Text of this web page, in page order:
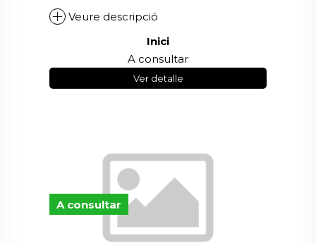
Veure descripció
Inici
A consultar
Ver detalle
A consultar